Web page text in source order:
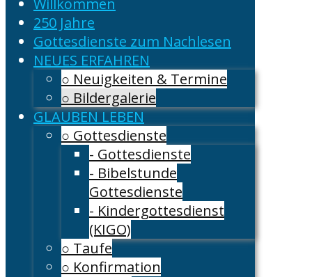
Willkommen
250 Jahre
Gottesdienste zum Nachlesen
NEUES ERFAHREN
○ Neuigkeiten & Termine
○ Bildergalerie
GLAUBEN LEBEN
○ Gottesdienste
- Gottesdienste
- Bibelstunde
Gottesdienste
- Kindergottesdienst
(KIGO)
○ Taufe
○ Konfirmation